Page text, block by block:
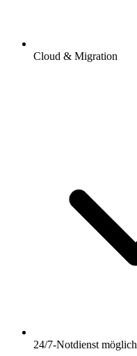
Cloud & Migration
24/7-Notdienst möglich